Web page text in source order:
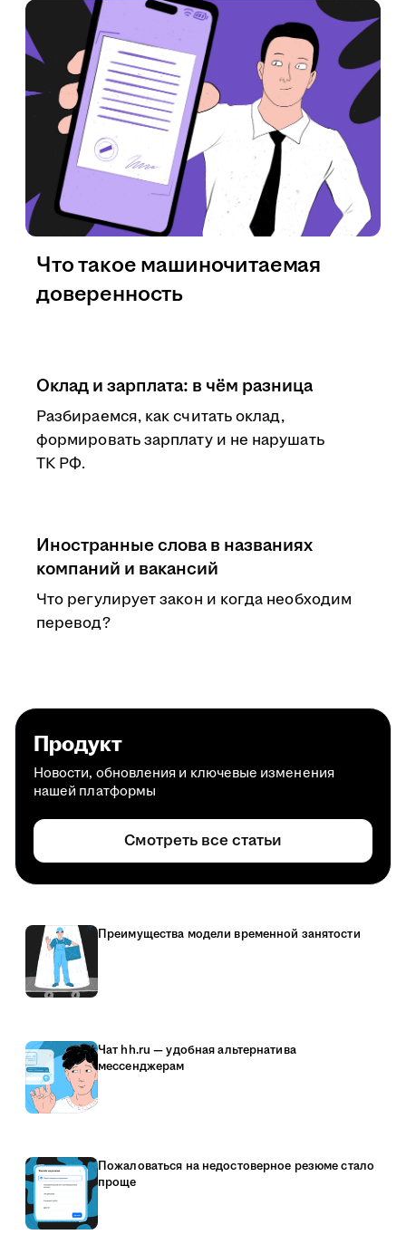
Оклад и зарплата: в чём разница
Разбираемся, как считать оклад,
формировать зарплату и не нарушать
ТК РФ.
Иностранные слова в названиях
компаний и вакансий
Что регулирует закон и когда необходим
перевод?
Что такое машиночитаемая
доверенность
Продукт
Новости, обновления и ключевые изменения
нашей платформы
Смотреть все статьи
Преимущества модели временной занятости
Чат hh.ru — удобная альтернатива
мессенджерам
Пожаловаться на недостоверное резюме стало
проще